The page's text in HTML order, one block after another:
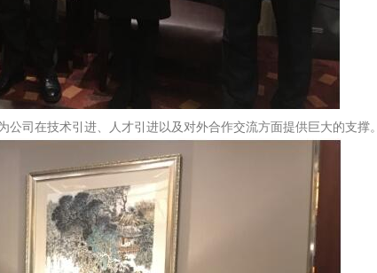
司在技术引进、人才引进以及对外合作交流方面提供巨大的支撑。